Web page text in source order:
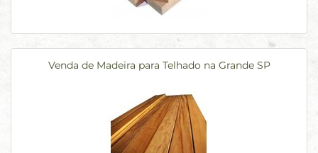
Venda de Madeira para Telhado na Grande SP